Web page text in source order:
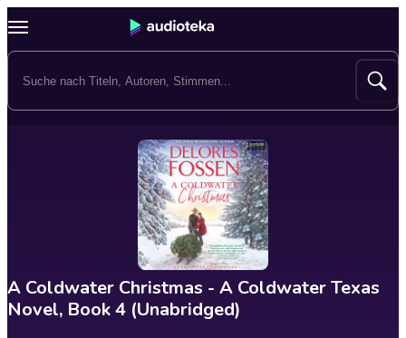
A Coldwater Christmas - A Coldwater Texas
Novel, Book 4 (Unabridged)